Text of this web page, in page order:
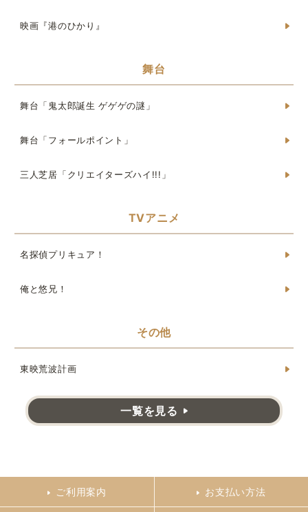
映画『港のひかり』
舞台
舞台「鬼太郎誕生 ゲゲゲの謎」
舞台「フォールポイント」
三人芝居「クリエイターズハイ!!!」
TVアニメ
名探偵プリキュア！
俺と悠兄！
その他
東映荒波計画
一覧を見る
ご利用案内 お支払い方法